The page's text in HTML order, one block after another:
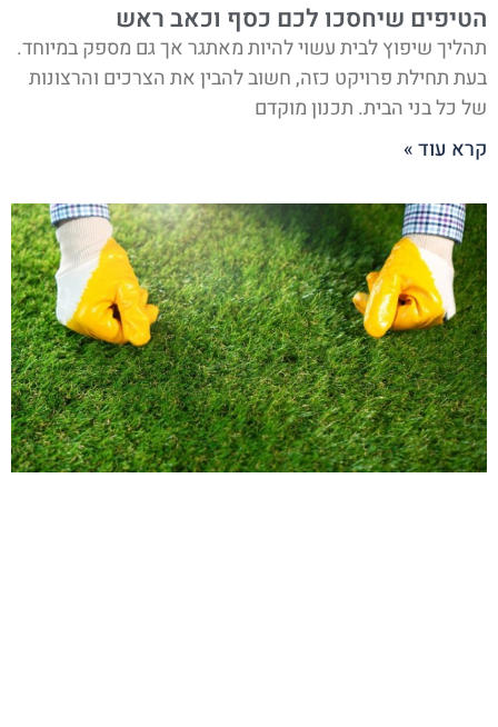
הטיפים שיחסכו לכם כסף וכאב ראש
תהליך שיפוץ לבית עשוי להיות מאתגר אך גם מספק במיוחד.
בעת תחילת פרויקט כזה, חשוב להבין את הצרכים והרצונות
של כל בני הבית. תכנון מוקדם
קרא עוד »